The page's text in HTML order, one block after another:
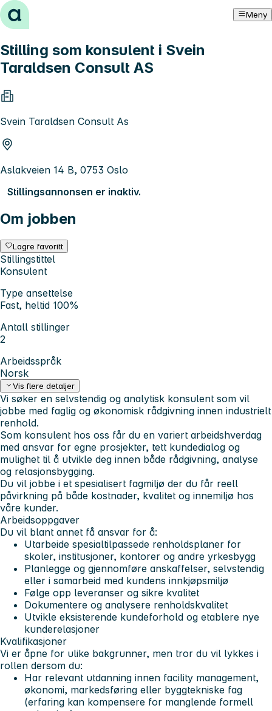
Hopp til innhold Meny
Stilling som konsulent i Svein
Taraldsen Consult AS
Svein Taraldsen Consult As
Aslakveien 14 B, 0753 Oslo
Stillingsannonsen er inaktiv.
Om jobben
Lagre favoritt
Stillingstittel
Konsulent
Type ansettelse
Fast, heltid 100%
Antall stillinger
2
Arbeidsspråk
Norsk
Vis flere detaljer
Vi søker en selvstendig og analytisk konsulent som vil
jobbe med faglig og økonomisk rådgivning innen industrielt
renhold.
Som konsulent hos oss får du en variert arbeidshverdag
med ansvar for egne prosjekter, tett kundedialog og
mulighet til å utvikle deg innen både rådgivning, analyse
og relasjonsbygging.
Du vil jobbe i et spesialisert fagmiljø der du får reell
påvirkning på både kostnader, kvalitet og innemiljø hos
våre kunder.
Arbeidsoppgaver
Du vil blant annet få ansvar for å:
Utarbeide spesialtilpassede renholdsplaner for
skoler, institusjoner, kontorer og andre yrkesbygg
Planlegge og gjennomføre anskaffelser, selvstendig
eller i samarbeid med kundens innkjøpsmiljø
Følge opp leveranser og sikre kvalitet
Dokumentere og analysere renholdskvalitet
Utvikle eksisterende kundeforhold og etablere nye
kunderelasjoner
Kvalifikasjoner
Vi er åpne for ulike bakgrunner, men tror du vil lykkes i
rollen dersom du:
Har relevant utdanning innen facility management,
økonomi, markedsføring eller byggtekniske fag
(erfaring kan kompensere for manglende formell